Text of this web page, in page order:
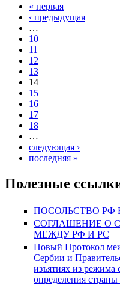
Страницы
« первая
‹ предыдущая
…
10
11
12
13
14
15
16
17
18
…
следующая ›
последняя »
Полезные
ПОСОЛЬСТВО РФ
СОГЛАШЕНИЕ О
МЕЖДУ РФ И РС
Новый Протокол
Сербии и
изъятиях из режима
определения